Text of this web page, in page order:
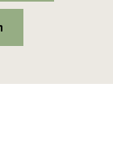
Versandkosten